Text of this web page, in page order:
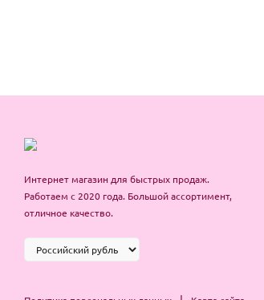
Интернет магазин для быстрых продаж.
Работаем с 2020 года. Большой ассортимент,
отличное качество.